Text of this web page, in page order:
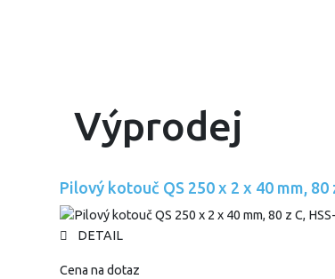
Výprodej
Pilový kotouč QS 250 x 2 x 40 mm, 80
DETAIL
Cena na dotaz